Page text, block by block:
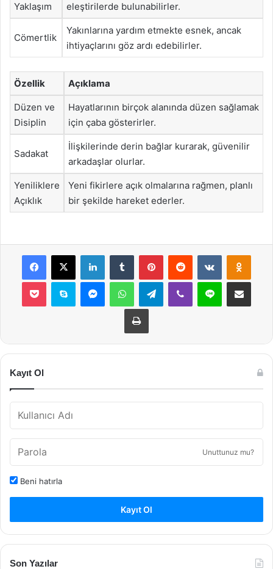
Yaklaşım
eleştirilerde bulunabilirler.
Cömertlik
Yakınlarına yardım etmekte esnek, ancak
ihtiyaçlarını göz ardı edebilirler.
Özellik Açıklama
Düzen ve
Disiplin
Hayatlarının birçok alanında düzen sağlamak
için çaba gösterirler.
Sadakat
İlişkilerinde derin bağlar kurarak, güvenilir
arkadaşlar olurlar.
Yeniliklere
Açıklık
Yeni fikirlere açık olmalarına rağmen, planlı
bir şekilde hareket ederler.
Facebook
X LinkedInTumblr PinterestReddit VKontakte
Pocket Skype MessengerWhatsAppTelegramViber Line E-Posta ile
Yazdır
Kayıt Ol
Unuttunuz mu?
Beni hatırla
Kayıt Ol
Son Yazılar